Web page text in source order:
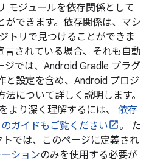
モジュールを依存関係として
ができます。依存関係は、マシ
トリで見つけることができま
言されている場合、それも自動
ジでは、Android Gradle プラグ
と設定を含め、Android プロジ
について詳しく説明します。
より深く理解するには、 依存
ガイドもご覧ください
。 た
では、このページに定義され
ションのみを使用する必要が